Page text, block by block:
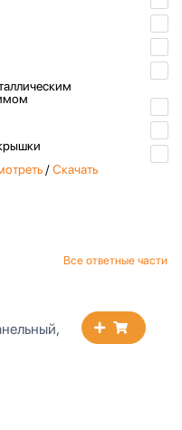
/Скачать
Все ответные части